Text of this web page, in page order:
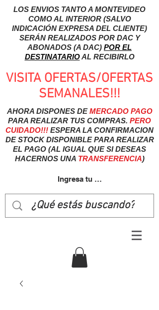
LOS ENVIOS TANTO A MONTEVIDEO
COMO AL INTERIOR (SALVO
INDICACIÓN EXPRESA DEL CLIENTE)
SERÁN REALIZADOS POR DAC Y
ABONADOS (A DAC) POR EL
DESTINATARIOAL RECIBIRLO
VISITA OFERTAS/OFERTAS
SEMANALES!!!
AHORA DISPONES DEMERCADO PAGO
PARA REALIZAR TUS COMPRAS. PERO
CUIDADO!!! ESPERA LA CONFIRMACION
DE STOCK DISPONIBLE PARA REALIZAR
EL PAGO (AL IGUAL QUE SI DESEAS
HACERNOS UNA TRANSFERENCIA)
Ingresa tu usuairo